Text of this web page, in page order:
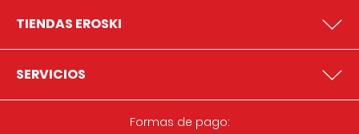
TIENDAS EROSKI
SERVICIOS
Formas de pago: